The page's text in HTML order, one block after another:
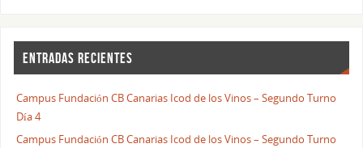
ENTRADAS RECIENTES
Campus Fundación CB Canarias Icod de los Vinos – Segundo Turno
Día 4
Campus Fundación CB Canarias Icod de los Vinos – Segundo Turno